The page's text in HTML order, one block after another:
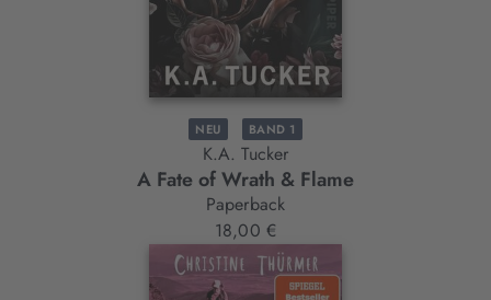
NEU BAND 1
K.A. Tucker
A Fate of Wrath & Flame
Paperback
18,00 €